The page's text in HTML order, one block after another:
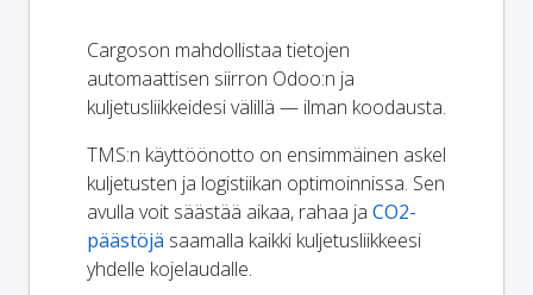
Cargoson mahdollistaa tietojen
automaattisen siirron Odoo:n ja
kuljetusliikkeidesi välillä — ilman koodausta.
TMS:n käyttöönotto on ensimmäinen askel
kuljetusten ja logistiikan optimoinnissa. Sen
avulla voit säästää aikaa, rahaa ja CO2-
päästöjä saamalla kaikki kuljetusliikkeesi
yhdelle kojelaudalle.